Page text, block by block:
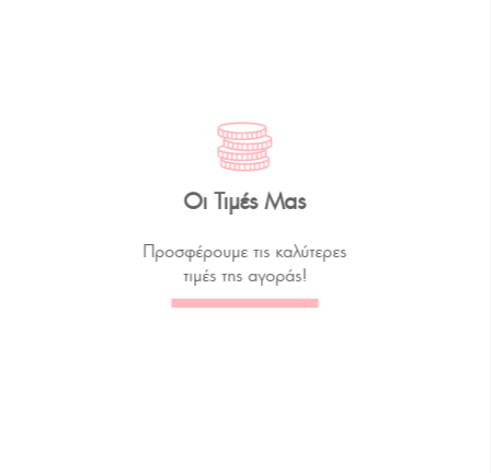
Οι Τιμές Μας
Προσφέρουμε τις καλύτερες
τιμές της αγοράς!